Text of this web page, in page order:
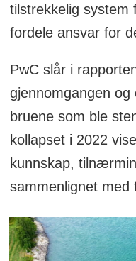
tilstrekkelig system
fordele ansvar for
PwC slår i
gjennomgangen
bruene som ble
kollapset i 2022
kunnskap,
sammenlignet med